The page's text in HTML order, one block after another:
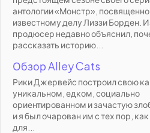
антологии «Монстр»,
известному делу Лиззи Борден.
продюсер недавно объяснил,
рассказать историю...
Обзор Alley Cats
Рики Джервейс построил свою
уникальном, едком, социально
ориентированном и зачастую
и я был очарован им с тех пор,
для...